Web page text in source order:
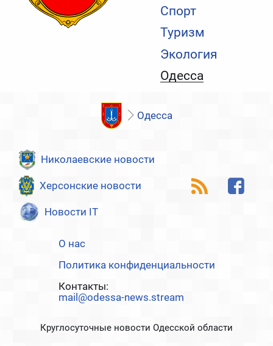
Спорт
Туризм
Экология
Одесса
Одесса
Николаевские новости
Херсонские новости
Новости IT
О нас
Политика конфиденциальности
Контакты:
mail@odessa-news.stream
Круглосуточные новости Одесской области